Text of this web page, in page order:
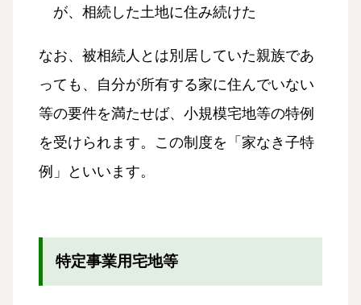
が、相続した土地に住み続けた
なお、被相続人とは別居していた親族であ
っても、自分が所有する家に住んでいない
等の要件を満たせば、小規模宅地等の特例
を受けられます。この制度を「家なき子特
例」といいます。
特定事業用宅地等